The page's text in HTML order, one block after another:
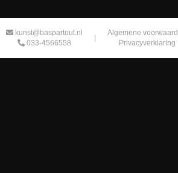
kunst@baspartout.nl
033-4566558
|
Algemene
Privacyverklaring